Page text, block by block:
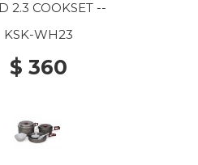
2.3 COOKSET --
KSK-WH23
$ 360